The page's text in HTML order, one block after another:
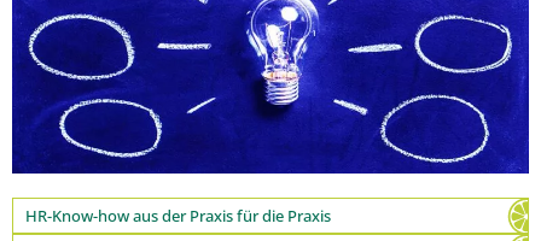
HR-Know-how aus der Praxis für die Praxis